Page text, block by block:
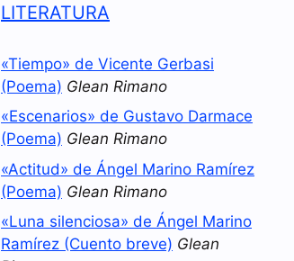
LITERATURA
«Tiempo» de Vicente Gerbasi
(Poema) Glean Rimano
«Escenarios» de Gustavo Darmace
(Poema) Glean Rimano
«Actitud» de Ángel Marino Ramírez
(Poema) Glean Rimano
«Luna silenciosa» de Ángel Marino
Ramírez (Cuento breve) Glean